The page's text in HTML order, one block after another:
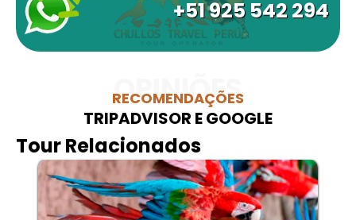
+51 925 542 294
OPINIÕES
RECOMENDAÇÕES
TRIPADVISOR E GOOGLE
Tour Relacionados